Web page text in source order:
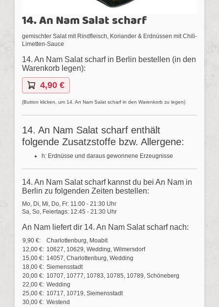
14. An Nam Salat scharf
gemischter Salat mit Rindfleisch, Koriander & Erdnüssen mit Chili-
Limetten-Sauce
14. An Nam Salat scharf in Berlin bestellen (in den
Warenkorb legen):
4,90 €
(Button klicken, um 14. An Nam Salat scharf in den Warenkorb zu legen)
14. An Nam Salat scharf enthält
folgende Zusatzstoffe bzw. Allergene:
h: Erdnüsse und daraus gewonnene Erzeugnisse
14. An Nam Salat scharf kannst du bei An Nam in
Berlin zu folgenden Zeiten bestellen:
Mo, Di, Mi, Do, Fr: 11:00 - 21:30 Uhr
Sa, So, Feiertags: 12:45 - 21:30 Uhr
An Nam liefert dir 14. An Nam Salat scharf nach:
9,90 €:
Charlottenburg, Moabit
12,00 €: 10627, 10629, Wedding, Wilmersdorf
15,00 €: 14057, Charlottenburg, Wedding
18,00 €: Siemensstadt
20,00 €: 10707, 10777, 10783, 10785, 10789, Schöneberg
22,00 €: Wedding
25,00 €: 10717, 10719, Siemensstadt
30,00 €: Westend